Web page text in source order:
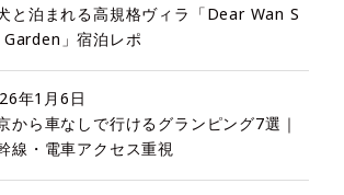
と泊まれる高規格ヴィラ「Dear Wan S
」宿泊レポ
年1月6日
から車なしで行けるグランピング7選｜
線・電車アクセス重視